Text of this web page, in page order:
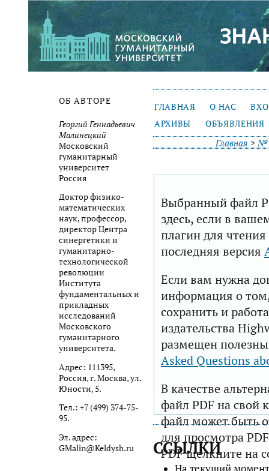
ОБ АВТОРЕ
Георгий Геннадьевич
Малинецкий
Московский
гуманитарный
университет
Россия
Доктор физико-
математических
наук, профессор,
директор Центра
синергетики и
гуманитарно-
технологической
революции
Института
фундаментальных и
прикладных
исследований
Московского
гуманитарного
университета.
Адрес: 111395,
Россия, г. Москва, ул.
Юности, 5.
Тел.: +7 (499) 374-75-
95.
Эл. адрес:
GMalin@Keldysh.ru
ГЛАВНАЯ О НАС
АРХИВЫ
ОБЪЯВЛЕНИЯ
Главная >№
Выбранный файл
здесь, если в
плагин для
последняя версия
Если вам нужна
информация о том,
сохранить и
издательства
размещен
Asked Questions
В качестве
файл PDF на свой
файл может быть
для просмотра
PDF щелкните на
ССЫЛКИ